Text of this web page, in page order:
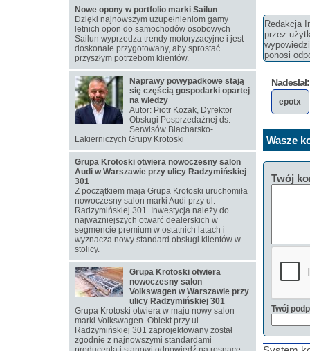
Redakcja
przez
ponosi
Nadesłał:
epotx
Wasze
Twój
Twój
Nowe opony w portfolio marki Sailun
Dzięki najnowszym uzupełnieniom gamy
letnich opon do samochodów osobowych
Sailun wyprzedza trendy motoryzacyjne i jest
doskonale przygotowany, aby sprostać
przyszłym potrzebom klientów.
Naprawy powypadkowe stają
się częścią gospodarki opartej
na wiedzy
Autor: Piotr Kozak, Dyrektor
Obsługi Posprzedażnej ds.
Serwisów Blacharsko-
Lakierniczych Grupy Krotoski
Grupa Krotoski otwiera nowoczesny salon
Audi w Warszawie przy ulicy Radzymińskiej
301
Z początkiem maja Grupa Krotoski uruchomiła
nowoczesny salon marki Audi przy ul.
Radzymińskiej 301. Inwestycja należy do
najważniejszych otwarć dealerskich w
segmencie premium w ostatnich latach i
wyznacza nowy standard obsługi klientów w
stolicy.
Grupa Krotoski otwiera
nowoczesny salon
Volkswagen w Warszawie przy
ulicy Radzymińskiej 301
Grupa Krotoski otwiera w maju nowy salon
marki Volkswagen. Obiekt przy ul.
Radzymińskiej 301 zaprojektowany został
zgodnie z najnowszymi standardami